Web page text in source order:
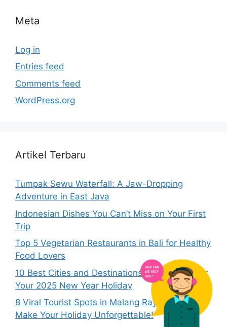
Meta
Log in
Entries feed
Comments feed
WordPress.org
Artikel Terbaru
Tumpak Sewu Waterfall: A Jaw-Dropping
Adventure in East Java
Indonesian Dishes You Can’t Miss on Your First
Trip
Top 5 Vegetarian Restaurants in Bali for Healthy
Food Lovers
10 Best Cities and Destinations in Indonesia for
Your 2025 New Year Holiday
8 Viral Tourist Spots in Malang Raya That’ll
Make Your Holiday Unforgettable!